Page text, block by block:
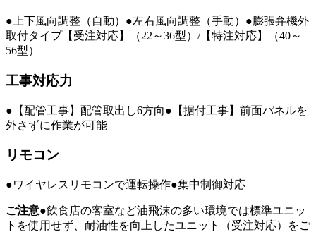
●上下風向調整（自動）●左右風向調整（手動）●膨張弁機外
取付タイプ【受注対応】（22～36型）/【特注対応】（40～
56型）
工事対応力
●【配管工事】配管取出し6方向●【据付工事】前面パネルを
外さずに作業が可能
リモコン
●ワイヤレスリモコンで運転操作●集中制御対応
ご注意●飲食店の客室など油飛沫の多い環境では標準ユニッ
トを使用せず、耐油性を向上したユニット（受注対応）をご